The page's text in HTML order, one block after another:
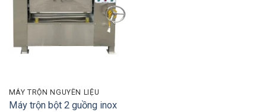
MÁY TRỘN NGUYÊN LIỆU
Máy trộn bột 2 guồng inox